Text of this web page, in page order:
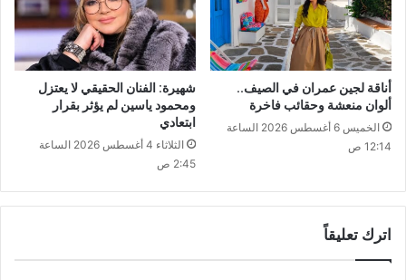
أناقة لجين عمران في الصيف..
ألوان منعشة وحقائب فاخرة
الخميس 6 أغسطس 2026 الساعة
12:14 ص
شهيرة: الفنان الحقيقي لا يعتزل
ومحمود ياسين لم يؤثر بقرار
ابتعادي
الثلاثاء 4 أغسطس 2026 الساعة
2:45 ص
اترك تعليقاً